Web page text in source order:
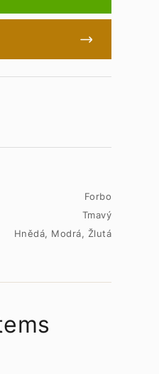
Forbo
Tmavý
Hnědá, Modrá, Žlutá